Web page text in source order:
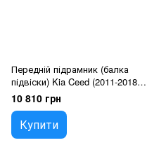
Передній підрамник (балка
підвіски) Kia Ceed (2011-2018),
Hyundai i30 (2011-2018), Pro
Ceed, 62405a6005
10 810 грн
Купити